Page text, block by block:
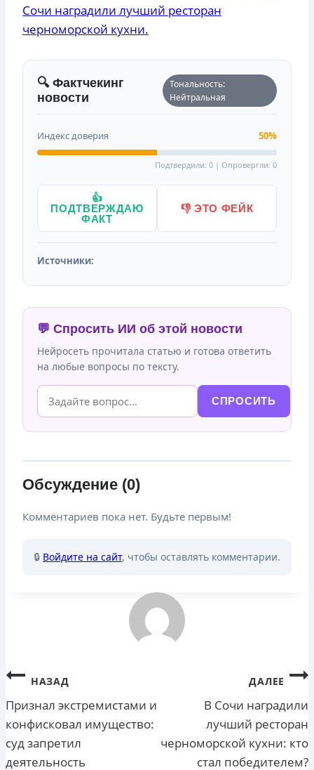
Сочи наградили лучший ресторан
черноморской кухни.
🔍 Фактчекинг
новости
Тональность:
Нейтральная
Индекс доверия 50%
Подтвердили: 0 | Опровергли: 0
👍
ПОДТВЕРЖДАЮ
ФАКТ
👎 ЭТО ФЕЙК
Источники:
💬 Спросить ИИ об этой новости
Нейросеть прочитала статью и готова ответить
на любые вопросы по тексту.
СПРОСИТЬ
Обсуждение (0)
Комментариев пока нет. Будьте первым!
🔒 Войдите на сайт, чтобы оставлять комментарии.
Навигация
по
записям
НАЗАД
Признал экстремистами и
конфисковал имущество:
суд запретил
деятельность
ДАЛЕЕ
В Сочи наградили
лучший ресторан
черноморской кухни: кто
стал победителем?